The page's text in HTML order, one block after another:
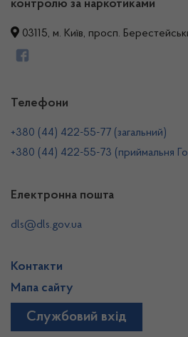
контролю за наркотиками
03115, м. Київ, просп.
Телефони
+380 (44) 422-55-77 (загальний)
+380 (44) 422-55-73 (приймальня
Електронна пошта
dls@dls.gov.ua
Контакти
Мапа сайту
Службовий вхід